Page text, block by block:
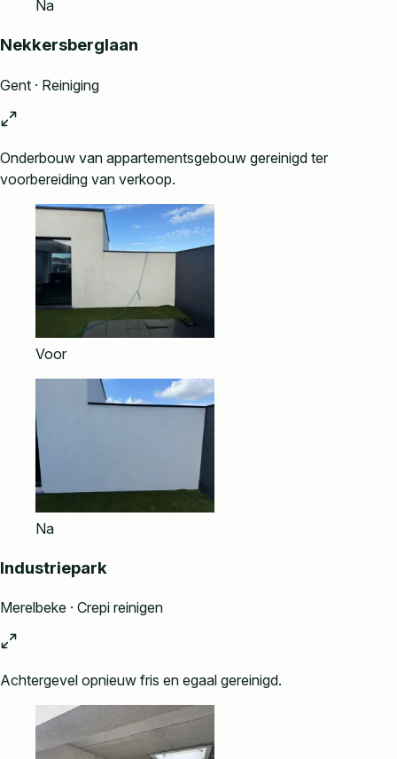
Na
Nekkersberglaan
Gent · Reiniging
Onderbouw van appartementsgebouw gereinigd ter
voorbereiding van verkoop.
Voor
Na
Industriepark
Merelbeke · Crepi reinigen
Achtergevel opnieuw fris en egaal gereinigd.